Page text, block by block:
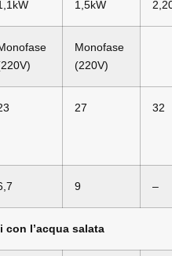
1,5kW
Monofase
(220V)
27 32
9 –
con l’acqua salata